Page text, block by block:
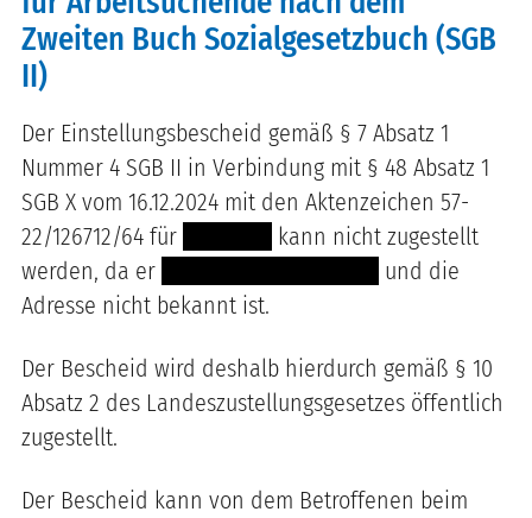
Zweiten Buch Sozialgesetzbuch (SGB
II)
Der Einstellungsbescheid gemäß § 7 Absatz 1
Nummer 4 SGB II in Verbindung mit § 48 Absatz 1
SGB X vom 16.12.2024 mit den Aktenzeichen 57-
22/126712/64 für
kann nicht zugestellt
werden, da er
und die
Adresse nicht bekannt ist.
Der Bescheid wird deshalb hierdurch gemäß § 10
Absatz 2 des Landeszustellungsgesetzes öffentlich
zugestellt.
Der Bescheid kann von dem Betroffenen beim